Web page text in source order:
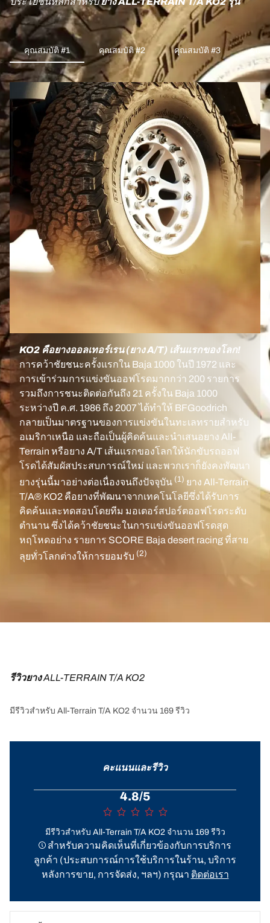
คุณสมบัติ #1 คุณสมบัติ #2 คุณสมบัติ #3 คุณส
KO2 คือยางออลเทอร์เรน (ยาง A/T) เส้นแรกของโลก!
การคว้าชัยชนะครั้งแรกใน Baja 1000 ในปี 1972 และ
การเข้าร่วมการแข่งขันออฟโรดมากกว่า 200 รายการ
รวมถึงการชนะติดต่อกันถึง 21 ครั้งใน Baja 1000
ระหว่างปี ค.ศ. 1986 ถึง 2007 ได้ทำให้ BFGoodrich
กลายเป็นมาตรฐานของการแข่งขันในทะเลทรายสำหรับ
อเมริกาเหนือ และถือเป็นผู้คิดค้นและนำเสนอยาง All-
Terrain หรือยาง A/T เส้นแรกของโลกให้นักขับรถออฟ
โรดได้สัมผัสประสบการณ์ใหม่ และพวกเราก็ยังคงพัฒนา
ยางรุ่นนี้มาอย่างต่อเนื่องจนถึงปัจจุบัน (1) ยาง All-Terrain
T/A® KO2 คือยางที่พัฒนาจากเทคโนโลยีซึ่งได้รับการ
คิดค้นและทดสอบโดยทีม มอเตอร์สปอร์ตออฟโรดระดับ
ตำนาน ซึ่งได้คว้าชัยชนะในการแข่งขันออฟโรดสุด
หฤโหดอย่าง รายการ SCORE Baja desert racing ที่สาย
ลุยทั่วโลกต่างให้การยอมรับ (2)
รีวิวยาง ALL-TERRAIN T/A KO2
มีรีวิวสำหรับ All-Terrain T/A KO2 จำนวน 169 รีวิว
คะแนนและรีวิว
4.8/5
มีรีวิวสำหรับ All-Terrain T/A KO2 จำนวน 169 รีวิว
สำหรับความคิดเห็นที่เกี่ยวข้องกับการบริการ
ลูกค้า (ประสบการณ์การใช้บริการในร้าน, บริการ
หลังการขาย, การจัดส่ง, ฯลฯ) กรุณา ติดต่อเรา